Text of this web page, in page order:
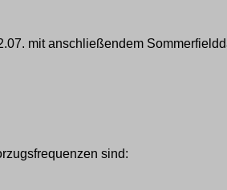
mit anschließendem
sind: